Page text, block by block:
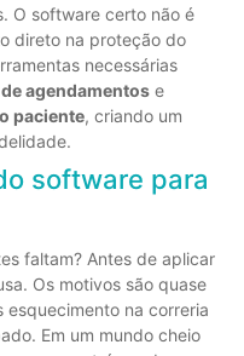
O software certo não é
direto na proteção do
necessárias
agendamentos e
paciente, criando um
software para
faltam? Antes de aplicar
Os motivos são quase
esquecimento na correria
Em um mundo cheio